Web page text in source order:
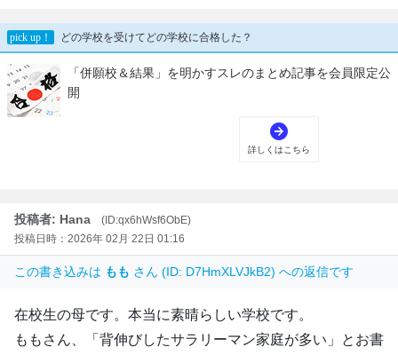
投稿者: Hana
(ID:qx6hWsf6ObE)
投稿日時：2026年 02月 22日 01:16
この書き込みは もも さん (ID: D7HmXLVJkB2) への返信です
在校生の母です。本当に素晴らしい学校です。
ももさん、「背伸びしたサラリーマン家庭が多い」とお書